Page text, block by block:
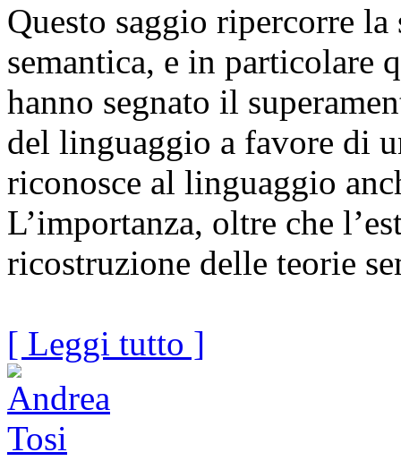
Questo saggio ripercorre
semantica, e in particolare
hanno segnato il
del linguaggio a favore di
riconosce al linguaggio
L’importanza, oltre che
ricostruzione delle teorie
[ Leggi tutto ]